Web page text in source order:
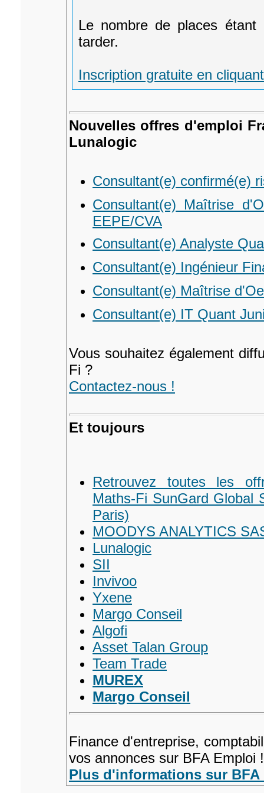
Le nombre de places étant
tarder.
Inscription gratuite en
Nouvelles offres d'emploi
Lunalogic
Consultant(e) confirmé(e)
Consultant(e) Maîtrise
EEPE/CVA
Consultant(e) Analyste
Consultant(e) Ingénieur
Consultant(e) Maîtrise
Consultant(e) IT Quant
Vous souhaitez également
Fi ?
Contactez-nous !
Et toujours
Retrouvez toutes les
Maths-Fi SunGard Global
Paris)
MOODYS ANALYTICS
Lunalogic
SII
Invivoo
Yxene
Margo Conseil
Algofi
Asset Talan Group
Team Trade
MUREX
Margo Conseil
Finance d'entreprise,
vos annonces sur BFA Emploi !
Plus d'informations sur BFA